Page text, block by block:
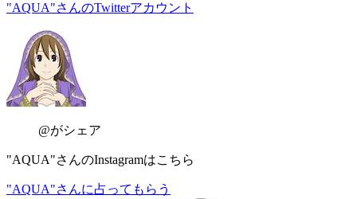
"AQUA"さんのTwitterアカウント
@がシェア
"AQUA"さんのInstagramはこちら
"AQUA"さんに占ってもらう